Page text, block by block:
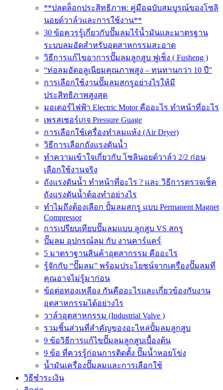
**ปลดล็อกประสิทธิภาพ: คู่มือฉบับสมบูรณ์ของโซลิ
นอยด์วาล์วและการใช้งาน**
30 ข้อควรรู้เกี่ยวกับปั๊มลมไร้น้ำมันและมาตรฐาน
ระบบลมอัดสำหรับอุตสาหกรรมสะอาด
วิธีการแก้ไขอาการปั๊มลมลูกสูบ ฟูเช็ง ( Fusheng )
“ท่อลมอัดอลูเนียมคุณภาพสูง – ทนทานกว่า 10 ปี”
การเลือกใช้งานปั๊มลมสกรูอย่างไรให้มี
ประสิทธิภาพสูงสุด
มอเตอร์ไฟฟ้า Electric Motor คืออะไร ทำหน้าที่อะไร
เพรสเชอร์เกจ Pressure Guage
การเลือกใช้เครื่องทำลมแห้ง (Air Dryer)
วิธีการเลือกถังแรงดันน้ำ
ทำความเข้าใจเกี่ยวกับ โซลินอยด์วาล์ว 2/2 ก่อน
เลือกใช้งานจริง
ถังแรงดันน้ำ ทำหน้าที่อะไร ? และ วิธีการตรวจเช็ค
ถังแรงดันน้ำต้องทำอย่างไร
ทำไมถึงต้องเลือก ปั้มลมสกรู แบบ Permanent Magnet
Compressor
การเปรียบเทียบปั๊มลมแบบ ลูกสูบ VS สกรู
ปั๊มลม อุปกรณ์ลม กับ งานคาร์แคร์
5 มาตราฐานสินค้าอุตสากรรม คืออะไร
รู้จักกับ “ปั๊มลม” พร้อมประโยชน์จากเครื่องปั๊มลมที่
คุณอาจไม่รู้มาก่อน
ข้อต่อทองเหลือง กันคืออะไรและเกี่ยวข้องกับงาน
อุตสาหกรรมได้อย่างไร
วาล์วอุตสาหกรรม (Industrial Valve )
รวมชิ้นส่วนที่สำคัญของอะไหล่ปั้มลมลูกสูบ
9 ข้อวิธีการแก้ไขปั๊มลมลูกสูบเบื้องต้น
9 ข้อ ที่ควรรู้ก่อนการติดตั้ง ปั๊มน้ำหอยโข่ง
น้ำมันเครื่องปั๊มลมและการเลือกใช้
วิธีชำระเงิน